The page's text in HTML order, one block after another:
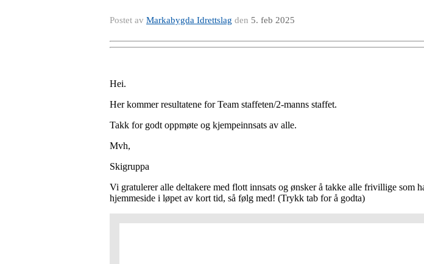
Postet av Markabygda Idrettslag den 5. feb 2025
Hei.
Her kommer resultatene for Team staffeten/2-manns staffet.
Takk for godt oppmøte og kjempeinnsats av alle.
Mvh,
Skigruppa
Vi gratulerer alle deltakere med flott innsats og ønsker å takke alle frivillige som
hjemmeside i løpet av kort tid, så følg med! (Trykk tab for å godta)